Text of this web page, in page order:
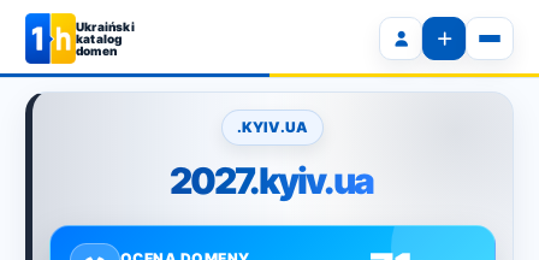
Ukraiński
katalog
domen
.KYIV.UA
2027.kyiv.ua